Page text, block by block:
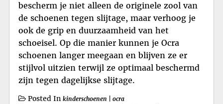
bescherm je niet alleen de originele zool van
de schoenen tegen slijtage, maar verhoog je
ook de grip en duurzaamheid van het
schoeisel. Op die manier kunnen je Ocra
schoenen langer meegaan en blijven ze er
stijlvol uitzien terwijl ze optimaal beschermd
zijn tegen dagelijkse slijtage.
Posted In kinderschoenen ocra